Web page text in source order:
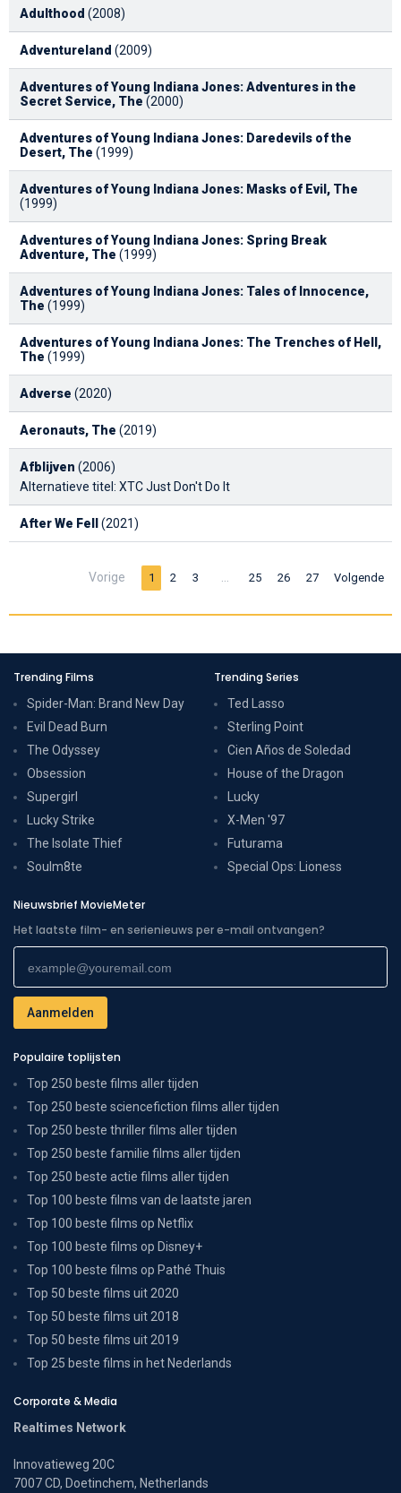
Adulthood (2008)
Adventureland (2009)
Adventures of Young Indiana Jones: Adventures in the
Secret Service, The (2000)
Adventures of Young Indiana Jones: Daredevils of the
Desert, The (1999)
Adventures of Young Indiana Jones: Masks of Evil, The
(1999)
Adventures of Young Indiana Jones: Spring Break
Adventure, The (1999)
Adventures of Young Indiana Jones: Tales of Innocence,
The (1999)
Adventures of Young Indiana Jones: The Trenches of Hell,
The (1999)
Adverse (2020)
Aeronauts, The (2019)
Afblijven (2006)
Alternatieve titel: XTC Just Don't Do It
After We Fell (2021)
Vorige 1 2 3 … 25 26 27 Volgende
Trending Films
Spider-Man: Brand New Day
Evil Dead Burn
The Odyssey
Obsession
Supergirl
Lucky Strike
The Isolate Thief
Soulm8te
Trending Series
Ted Lasso
Sterling Point
Cien Años de Soledad
House of the Dragon
Lucky
X-Men '97
Futurama
Special Ops: Lioness
Nieuwsbrief MovieMeter
Het laatste film- en serienieuws per e-mail ontvangen?
Populaire toplijsten
Top 250 beste films aller tijden
Top 250 beste sciencefiction films aller tijden
Top 250 beste thriller films aller tijden
Top 250 beste familie films aller tijden
Top 250 beste actie films aller tijden
Top 100 beste films van de laatste jaren
Top 100 beste films op Netflix
Top 100 beste films op Disney+
Top 100 beste films op Pathé Thuis
Top 50 beste films uit 2020
Top 50 beste films uit 2018
Top 50 beste films uit 2019
Top 25 beste films in het Nederlands
Corporate & Media
Realtimes Network
Innovatieweg 20C
7007 CD, Doetinchem, Netherlands